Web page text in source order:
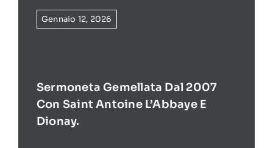
Gennaio 12, 2026
Sermoneta Gemellata Dal 2007
Con Saint Antoine L’Abbaye E
Dionay.